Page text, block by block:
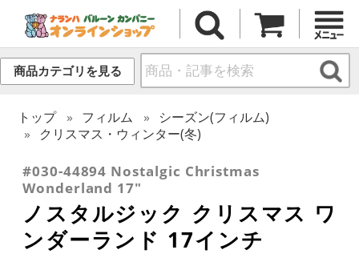
商品カテゴリを見る
トップ フィルム
シーズン(フィルム)
クリスマス・ウィンター(冬)
#030-44894 Nostalgic Christmas
Wonderland 17"
ノスタルジック クリスマス ワ
ンダーランド 17インチ